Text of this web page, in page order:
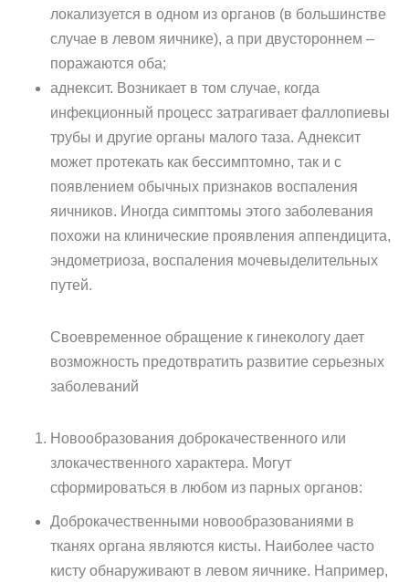
локализуется в одном из органов (в большинстве
случае в левом яичнике), а при двустороннем –
поражаются оба;
аднексит. Возникает в том случае, когда
инфекционный процесс затрагивает фаллопиевы
трубы и другие органы малого таза. Аднексит
может протекать как бессимптомно, так и с
появлением обычных признаков воспаления
яичников. Иногда симптомы этого заболевания
похожи на клинические проявления аппендицита,
эндометриоза, воспаления мочевыделительных
путей.
Своевременное обращение к гинекологу дает
возможность предотвратить развитие серьезных
заболеваний
Новообразования доброкачественного или
злокачественного характера. Могут
сформироваться в любом из парных органов:
Доброкачественными новообразованиями в
тканях органа являются кисты. Наиболее часто
кисту обнаруживают в левом яичнике. Например,